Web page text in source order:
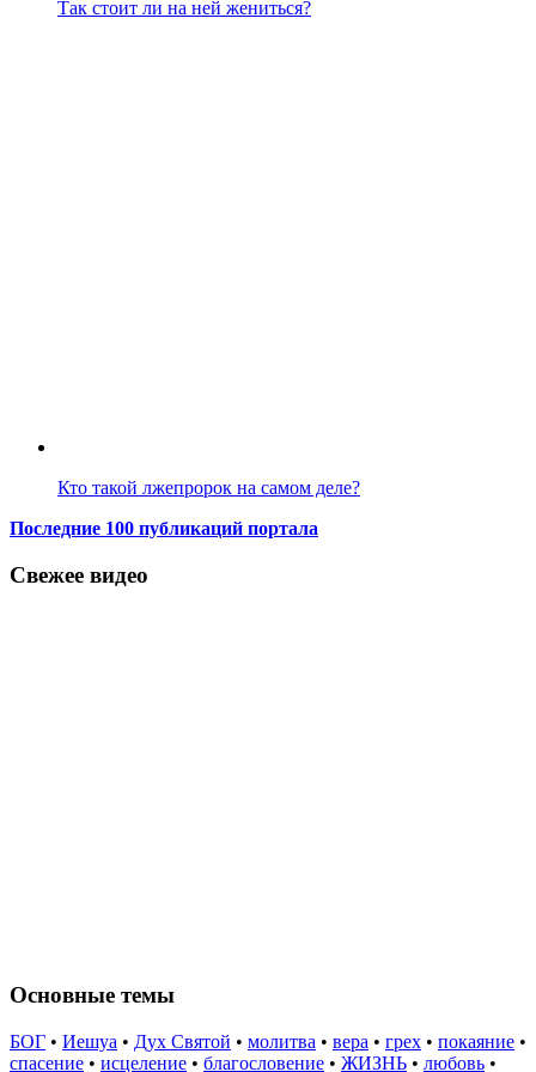
Так стоит ли на ней жениться?
Кто такой лжепророк на самом деле?
Последние 100 публикаций портала
Свежее видео
Основные темы
БОГ • Иешуа • Дух Святой • молитва • вера • грех • покаяние •
спасение • исцеление • благословение • ЖИЗНЬ • любовь •